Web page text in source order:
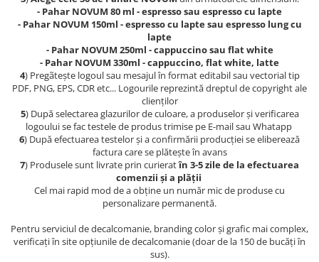
- Pahar NOVUM 80 ml - espresso sau espresso cu lapte
- Pahar NOVUM 150ml - espresso cu lapte sau espresso lung cu
lapte
- Pahar NOVUM 250ml - cappuccino sau flat white
- Pahar NOVUM 330ml - cappuccino, flat white, latte
4) Pregãtește logoul sau mesajul în format editabil sau vectorial tip
PDF, PNG, EPS, CDR etc... Logourile reprezintă dreptul de copyright ale
clienților
5) După selectarea glazurilor de culoare, a produselor și verificarea
logoului se fac testele de produs trimise pe E-mail sau Whatapp
6) După efectuarea testelor și a confirmării producției se eliberează
factura care se plătește în avans
7) Produsele sunt livrate prin curieratîn 3-5 zile de la efectuarea
comenzii și a plății
Cel mai rapid mod de a obține un număr mic de produse cu
personalizare permanentă.
Pentru serviciul de decalcomanie, branding color și grafic mai complex,
verificați în site opțiunile de decalcomanie (doar de la 150 de bucăți în
sus).